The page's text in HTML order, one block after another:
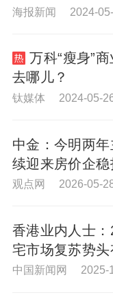
约并非“共识”
海报新闻 2024-
万科“瘦身”
去哪儿？
钛媒体 2024-05-
中金：今明两
续迎来房价企稳
观点网 2026-05-
香港业内人士
宅市场复苏势
中国新闻网 2025-